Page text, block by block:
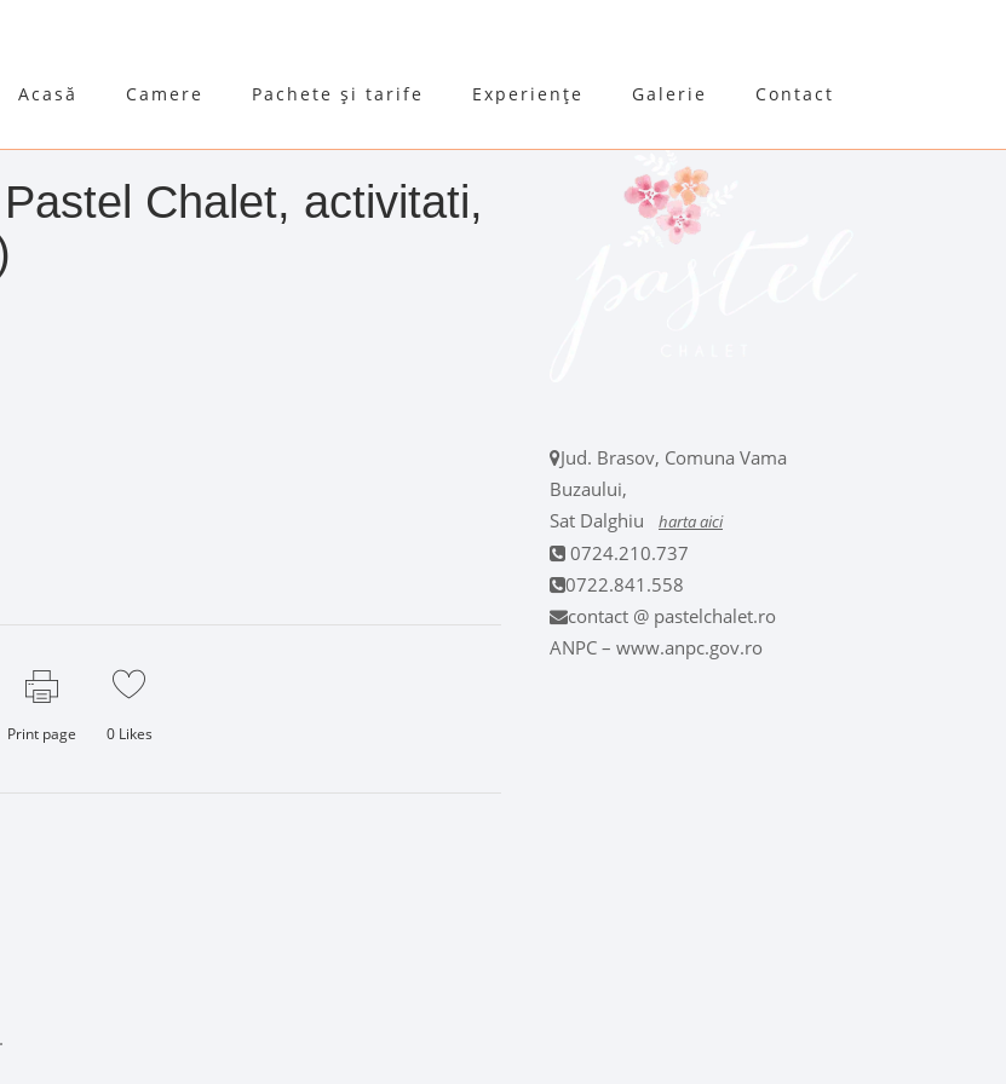
Acasă Camere Pachete și tarife Experiențe Galerie Contact
Chalet, activitati,
Print page 0Likes
Jud. Brasov, Comuna Vama
Buzaului,
Sat Dalghiu
harta aici
0724.210.737
0722.841.558
contact @ pastelchalet.ro
ANPC – www.anpc.gov.ro